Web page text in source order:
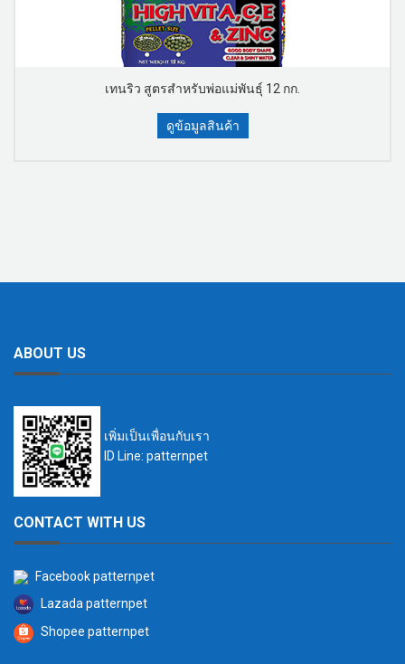
เทนริว สูตรสำหรับพ่อแม่พันธุ์ 12 กก.
ดูข้อมูลสินค้า
ABOUT US
เพิ่มเป็นเพื่อนกับเรา
ID Line: patternpet
CONTACT WITH US
Facebook patternpet
Lazada patternpet
Shopee patternpet